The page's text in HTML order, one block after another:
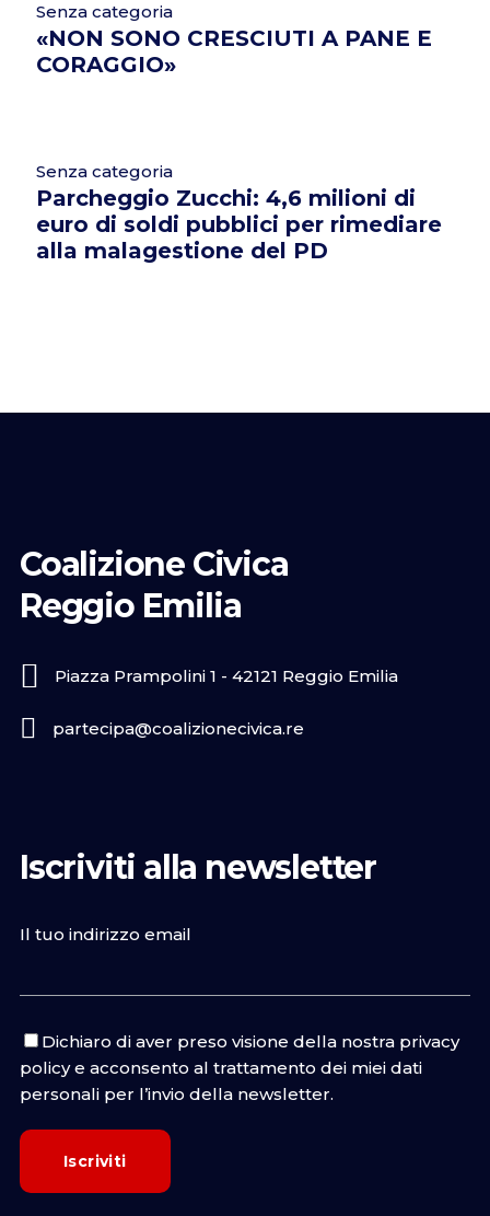
Senza categoria
«NON SONO CRESCIUTI A PANE E
CORAGGIO»
Senza categoria
Parcheggio Zucchi: 4,6 milioni di
euro di soldi pubblici per rimediare
alla malagestione del PD
Coalizione Civica
Reggio Emilia
Piazza Prampolini 1 - 42121 Reggio Emilia
partecipa@coalizionecivica.re
Iscriviti alla newsletter
Il tuo indirizzo email
Dichiaro di aver preso visione della nostra privacy
policye acconsento al trattamento dei miei dati
personali per l’invio della newsletter.